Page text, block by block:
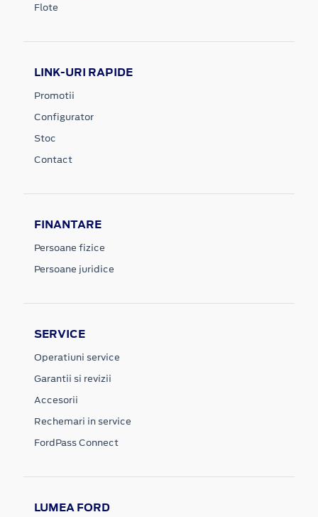
Flote
LINK-URI RAPIDE
Promotii
Configurator
Stoc
Contact
FINANTARE
Persoane fizice
Persoane juridice
SERVICE
Operatiuni service
Garantii si revizii
Accesorii
Rechemari in service
FordPass Connect
LUMEA FORD